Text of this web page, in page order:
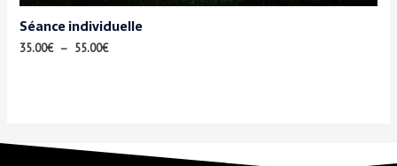
Séance individuelle
35.00€ – 55.00€